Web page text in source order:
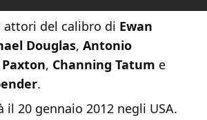
attori del calibro di Ewan
Douglas, Antonio
Paxton, Channing Tatum e
.
il 20 gennaio 2012 negli USA.